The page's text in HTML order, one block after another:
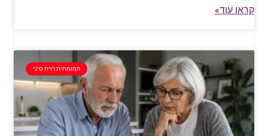
קראו עוד»
המומחית רוית סיני